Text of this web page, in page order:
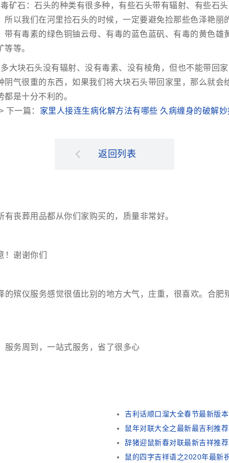
矿石：石头的种类有很多种，有些石头带有辐射、有些石
所以我们在河里捡石头的时候，一定要避免捡那些色泽艳丽
带有毒素的绿色铜铀云母、有毒的蓝色蓝矾、有毒的黄色雄
等。
大块石头没有辐射、没有毒素、没有棱角，但也不能带回
阴气很重的东西，如果我们将大块石头带回家里，那么就会
是十分不利的。
下一篇： 家里人接连生病化解方法有哪些 久病缠身的破解
返回列表
丧葬用品都从你们家购买的，质量非常好。
谢谢你们
的殡仪服务感觉很值比别的地方大气，庄重，很喜欢。合肥
服务周到，一站式服务，省了很多心
吉利话顺口溜大全春节最新版本
鼠年对联大全之最新最吉利推荐
辞猪迎鼠新春对联最新吉祥推荐
鼠的四字吉祥语之2020年最新